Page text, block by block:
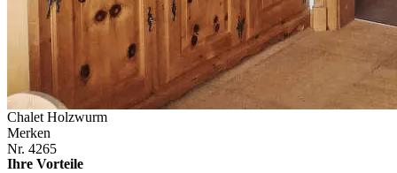
Chalet Holzwurm
Merken
Nr. 4265
Ihre Vorteile